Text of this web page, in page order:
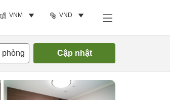
VNM VND
phòng Cập nhật
Tìm phòng trống